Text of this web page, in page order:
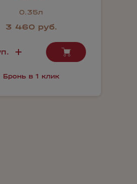
0.35л
3 460 руб.
Бронь в 1 клик